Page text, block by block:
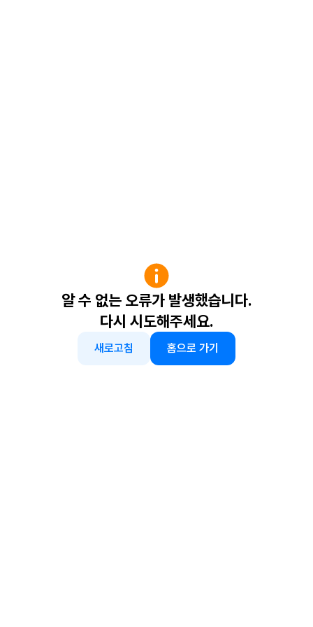
알 수 없는 오류가 발생했습니다.
다시 시도해주세요.
새로고침 홈으로 가기